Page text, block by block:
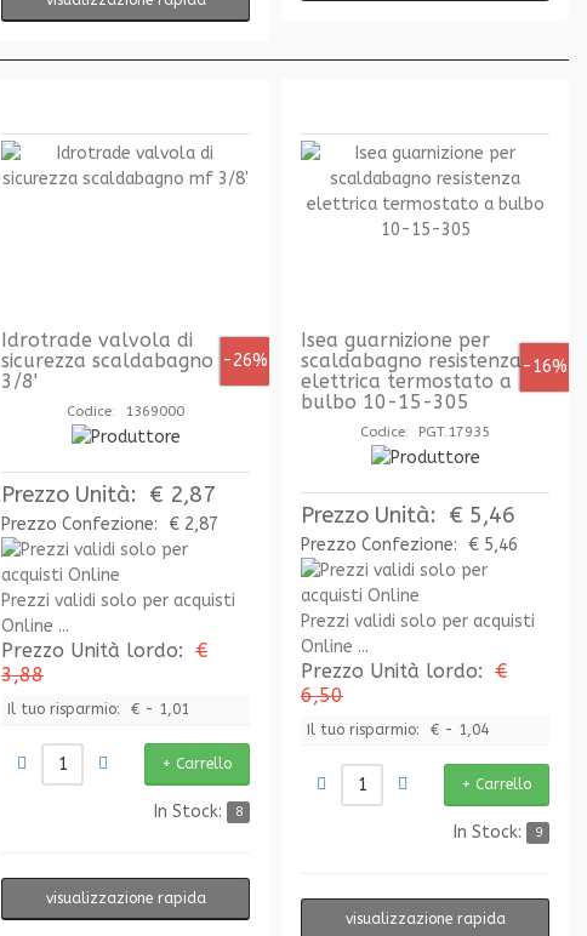
-26%
Idrotrade valvola di
sicurezza scaldabagno mf
3/8'
Codice: 1369000
Prezzo Unità: € 2,87
Prezzo Confezione: € 2,87
Prezzi validi solo per acquisti
Online ...
Prezzo Unità lordo: €
3,88
Il tuo risparmio: € - 1,01
In Stock: 8
visualizzazione rapida
-16%
Isea guarnizione per
scaldabagno resistenza
elettrica termostato a
bulbo 10-15-305
Codice: PGT.17935
Prezzo Unità: € 5,46
Prezzo Confezione: € 5,46
Prezzi validi solo per acquisti
Online ...
Prezzo Unità lordo: €
6,50
Il tuo risparmio: € - 1,04
In Stock: 9
visualizzazione rapida